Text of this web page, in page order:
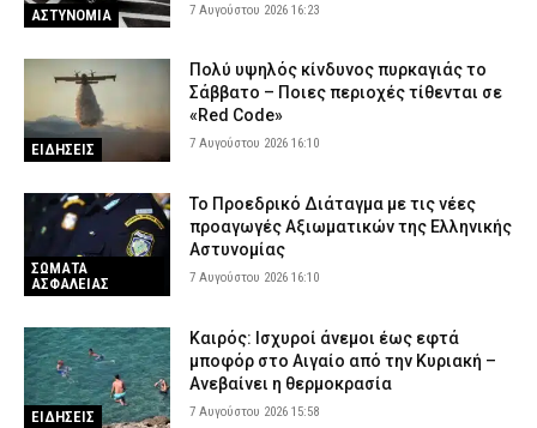
ΑΣΤΥΝΟΜΙΑ 7 Αυγούστου 2026 16:23
ΕΙΔΗΣΕΙΣ
Πολύ υψηλός κίνδυνος πυρκαγιάς το
Σάββατο – Ποιες περιοχές τίθενται σε
«Red Code»
7 Αυγούστου 2026 16:10
ΣΩΜΑΤΑ
ΑΣΦΑΛΕΙΑΣ
Το Προεδρικό Διάταγμα με τις νέες
προαγωγές Αξιωματικών της Ελληνικής
Αστυνομίας
7 Αυγούστου 2026 16:10
ΕΙΔΗΣΕΙΣ
Καιρός: Ισχυροί άνεμοι έως εφτά
μποφόρ στο Αιγαίο από την Κυριακή –
Ανεβαίνει η θερμοκρασία
7 Αυγούστου 2026 15:58